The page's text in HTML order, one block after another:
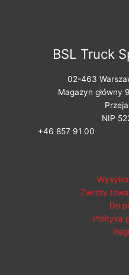
BSL Truck
02-463
Magazyn główny
NIP
+46 857 91 00
Zwroty
Do
Polityka